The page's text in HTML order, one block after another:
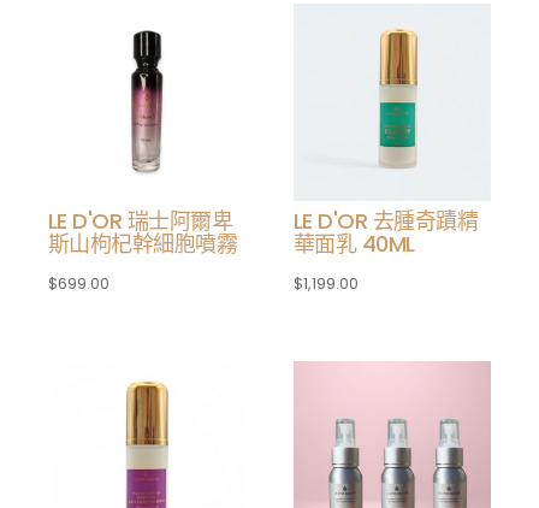
LE D'OR 瑞士阿爾卑
斯山枸杞幹細胞噴霧
$699.00
LE D'OR 去腫奇蹟精
華面乳 40ML
$1,199.00